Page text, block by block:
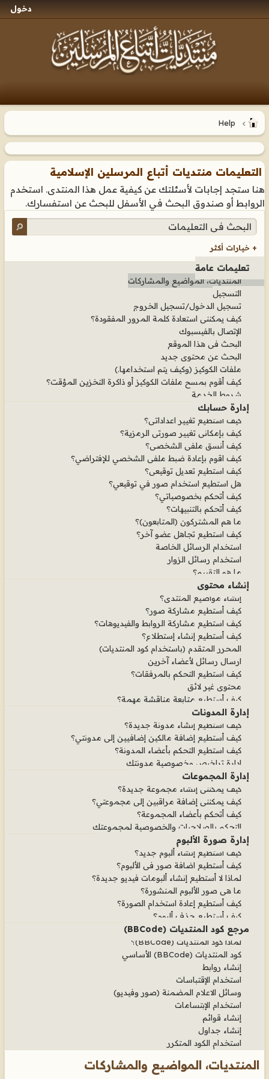
دخول
التعليمات منتديات أتباع المرسلين الإسلامية
هنا ستجد إجابات لأسئلتك عن كيفية عمل هذا المنتدى. استخدم
الروابط أو صندوق البحث في الأسفل للبحث عن استفسارك.
+ خيارات أكثر
تعليمات عامة
المنتديات، المواضيع والمشاركات
التسجيل
تسجيل الدخول/تسجيل الخروج
كيف يمكنني استعادة كلمة المرور المفقودة؟
الإتصال بالفيسبوك
البحث في هذا الموقع
البحث عن محتوى جديد
ملفات الكوكيز (وكيف يتم استخدامها.)
كيف أقوم بمسح ملفات الكوكيز أو ذاكرة التخزين المؤقت؟
شروط الخدمة
إدارة حسابك
كيف استطيع تغيير اعداداتي؟
كيف بإمكاني تغيير صورتي الرمزية؟
كيف أنسق ملفي الشخصي؟
كيف اقوم بإعادة ضبط ملفي الشخصي للإفتراضي؟
كيف استطيع تعديل توقيعي؟
هل استطيع استخدام صور في توقيعي؟
كيف أتحكم بخصوصياتي؟
كيف أتحكم بالتنبيهات؟
ما هم المشتركون (المتابعون)؟
كيف استطيع تجاهل عضو آخر؟
استخدام الرسائل الخاصة
استخدام رسائل الزوار
ما هو التقييم؟
إنشاء محتوى
إنشاء مواضيع المنتدى؟
كيف أستطيع مشاركة صور؟
كيف استطيع مشاركة الروابط والفيديوهات؟
كيف أستطيع إنشاء إستطلاع؟
المحرر المتقدم (باستخدام كود المنتديات)
ارسال رسائل لأعضاء آخرين
كيف استطيع التحكم بالمرفقات؟
محتوى غير لائق
كيف أستطيع متابعة مناقشة مهمة؟
إدارة المدونات
كيف أستطيع إنشاء مدونة جديدة؟
كيف أستطيع إضافة مالكين إضافيين إلى مدونتي؟
كيف استطيع التحكم بأعضاء المدونة؟
إدارة تراخيص وخصوصية مدونتك
إدارة المجموعات
كيف يمكنني إنشاء مجموعة جديدة؟
كيف يمكنني إضافة مراقبين إلى مجموعتي؟
كيف أتحكم بأعضاء المجموعة؟
التحكم بالصلاحيات والخصوصية لمجموعتك
إدارة صورة الألبوم
كيف أستطيع إنشاء ألبوم جديد؟
كيف أستطيع اضافة صور في الألبوم؟
لماذا لا أستطيع إنشاء ألبومات فيديو جديدة؟
ما هي صور الألبوم المنشورة؟
كيف أستطيع إعادة استخدام الصورة؟
كيف أستطيع حذف ألبوم؟
مرجع كود المنتديات (BBCode)
لماذا كود المنتديات (BBCode)؟
كود المنتديات (BBCode) الأساسي
إنشاء روابط
استخدام الإقتباسات
وسائل الاعلام المضمنة (صور وفيديو)
استخدام الإبتسامات
إنشاء قوائم
إنشاء جداول
استخدام الكود المتكرر
المنتديات، المواضيع والمشاركات